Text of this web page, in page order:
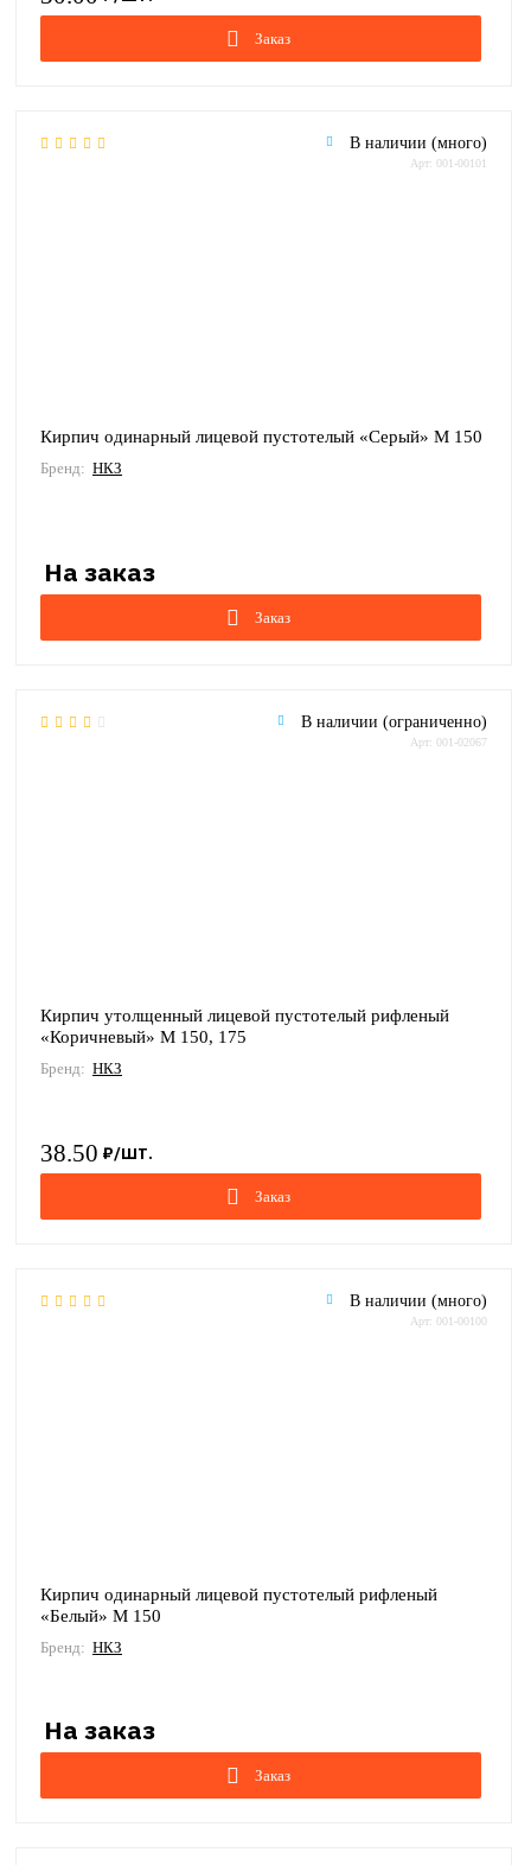
Заказ
Кирпич одинарный лицевой пустотелый «Серый» М 150
Бренд: НКЗ
В наличии (много)
Арт: 001-00101
Заказ
Кирпич утолщенный лицевой пустотелый рифленый
«Коричневый» М 150, 175
Бренд: НКЗ
В наличии (ограниченно)
Арт: 001-02067
38.50
Заказ
Кирпич одинарный лицевой пустотелый рифленый
«Белый» М 150
Бренд: НКЗ
В наличии (много)
Арт: 001-00100
Заказ